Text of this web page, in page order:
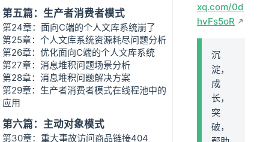
第五篇：生产者消费者模式
第24章：面向C端的个人文库系统崩了
第25章：个人文库系统资源耗尽问题分析
第26章：优化面向C端的个人文库系统
第27章：消息堆积问题场景分析
第28章：消息堆积问题解决方案
第29章：生产者消费者模式在线程池中的
应用
第六篇：主动对象模式
第30章：重大事故访问商品链接404
xq.com/0d
hvFs5oR
沉
淀，
成
长，
突
破，